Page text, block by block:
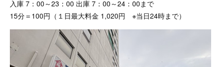
入庫 7：00～23：00 出庫 7：00～24：00まで
15分＝100円（１日最大料金 1,020円 ※当日24時まで）